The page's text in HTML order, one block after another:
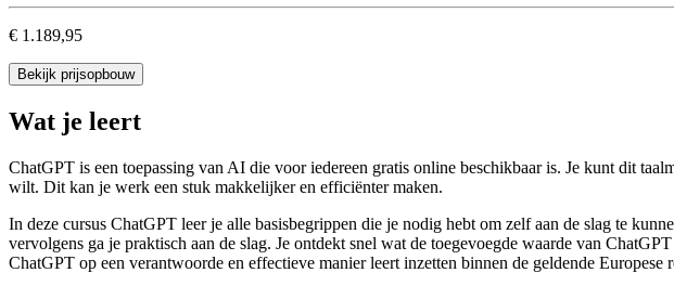
€ 1.189,95
Bekijk prijsopbouw
Wat je leert
ChatGPT is een toepassing van AI die voor iedereen gratis online beschikbaar is. Je kunt dit
wilt. Dit kan je werk een stuk makkelijker en efficiënter maken.
In deze cursus ChatGPT leer je alle basisbegrippen die je nodig hebt om zelf aan de slag te
vervolgens ga je praktisch aan de slag. Je ontdekt snel wat de toegevoegde waarde van
ChatGPT op een verantwoorde en effectieve manier leert inzetten binnen de geldende Europese